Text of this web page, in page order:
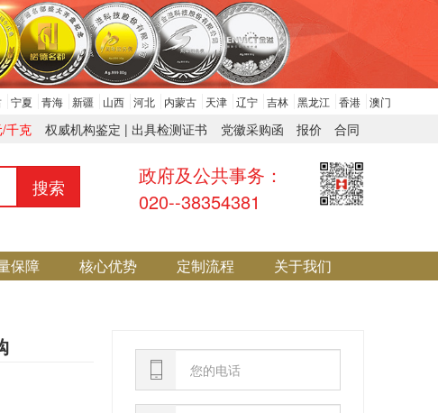
宁夏 青海 新疆 山西 河北 内蒙古 天津 辽宁 吉林 黑龙江 香港 澳门
党徽采购函 报价 合同
权威机构鉴定 | 出具检测证书
千克
搜索
政府及公共事务：
020--38354381
保障 核心优势 定制流程 关于我们